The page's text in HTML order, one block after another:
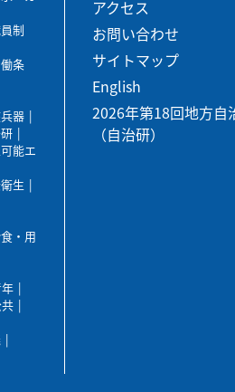
制
条
器
能エ
生
・用
アクセス
お問い合わせ
サイトマップ
English
2026年第18回地方自
（自治研）